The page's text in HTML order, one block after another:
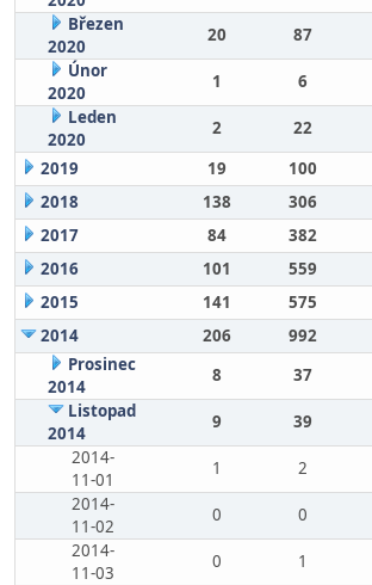
Březen
2020
20 87
Únor
2020
1 6
Leden
2020
2 22
2019
19 100
2018
138 306
2017
84 382
2016
101 559
2015
141 575
2014
206 992
Prosinec
2014
8 37
Listopad
2014
9 39
2014-
11-01
1 2
2014-
11-02
0 0
2014-
11-03
0 1